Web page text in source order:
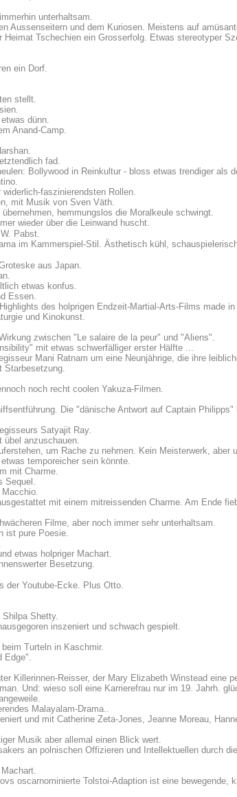
unterhaltsam.
Aussenseitern und dem Kuriosen. Meistens auf
Tschechien ein Grosserfolg. Etwas stereotyper
ein Dorf.
stellt.
dünn.
Anand-Camp.
fad.
Bollywood in Reinkultur - bloss etwas trendiger als
faszinierendsten Rollen.
mit Musik von Sven Väth.
hemmungslos die Moralkeule schwingt.
wieder über die Leinwand huscht.
Pabst.
im Kammerspiel-Stil. Ästhetisch kühl,
aus Japan.
etwas konfus.
Essen.
des holprigen Endzeit-Martial-Arts-Films made in
und Kinokunst.
zwischen "Le salaire de la peur" und "Aliens".
mit etwas schwerfälliger erster Hälfte ...
Mani Ratnam um eine Neunjährige, die ihre
Starbesetzung.
noch recht coolen Yakuza-Filmen.
Die "dänische Antwort auf Captain
Satyajit Ray.
übel anzuschauen.
um Rache zu nehmen. Kein Meisterwerk, aber
temporeicher sein könnte.
mit Charme.
Sequel.
mit einem mitreissenden Charme. Am Ende
Filme, aber noch immer sehr unterhaltsam.
ist pure Poesie.
etwas holpriger Machart.
Besetzung.
der Youtube-Ecke. Plus Otto.
Shetty.
inszeniert und schwach gespielt.
Turteln in Kaschmir.
Edge".
Killerinnen-Reisser, der Mary Elizabeth Winstead eine
Und: wieso soll eine Karrierefrau nur im 19. Jahrh.
Malayalam-Drama..
und mit Catherine Zeta-Jones, Jeanne Moreau,
Musik aber allemal einen Blick wert.
an polnischen Offizieren und Intellektuellen durch
oscarnominierte Tolstoi-Adaption ist eine bewegende,